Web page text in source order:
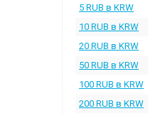
5 RUB в KRW
10 RUB в KRW
20 RUB в KRW
50 RUB в KRW
100 RUB в KRW
200 RUB в KRW